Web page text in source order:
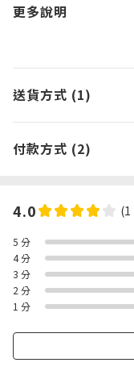
更多說明
送貨方式 (1)
付款方式 (2)
4.0 (1
5 分
4 分
3 分
2 分
1 分